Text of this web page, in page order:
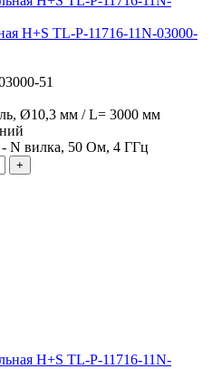
H+S TL-P-11716-11N-03000-
51
Ø10,3 мм / L= 3000 мм
- N вилка, 50 Ом, 4 ГГц
+